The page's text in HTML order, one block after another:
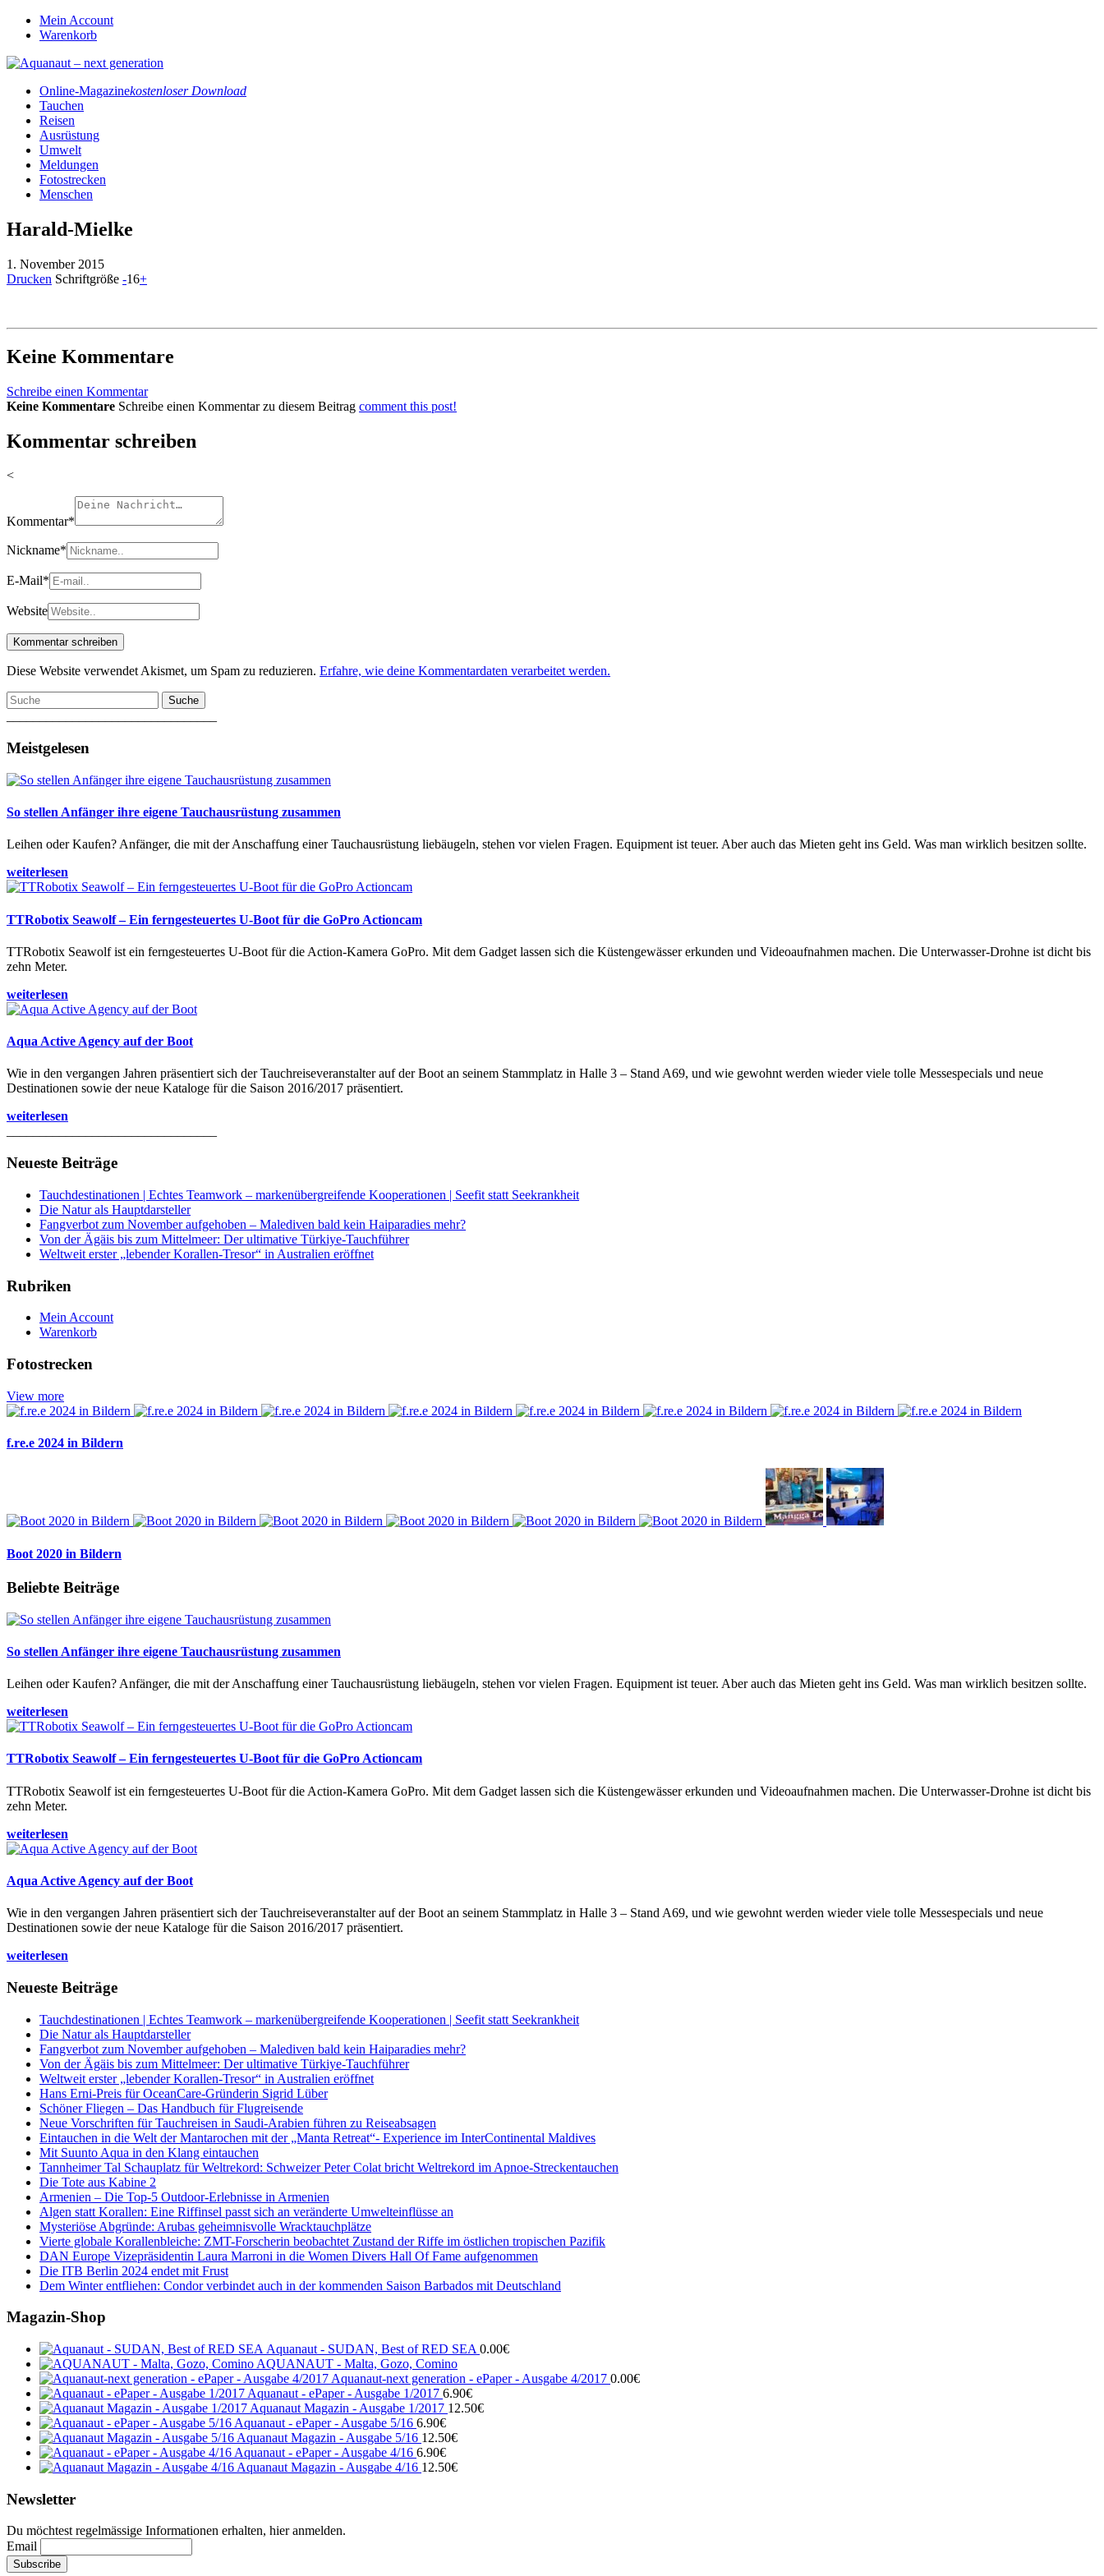
Mein Account
Warenkorb
Online-Magazinekostenloser Download
Tauchen
Reisen
Ausrüstung
Umwelt
Meldungen
Fotostrecken
Menschen
Harald-Mielke
1. November 2015
Drucken Schriftgröße -16+
Keine Kommentare
Schreibe einen Kommentar
Keine Kommentare Schreibe einen Kommentar zu diesem Beitrag comment this post!
Kommentar schreiben
<
Kommentar*
Nickname*
E-Mail*
Website
Diese Website verwendet Akismet, um Spam zu reduzieren. Erfahre, wie deine Kommentardaten verarbeitet werden.
Suche
Meistgelesen
So stellen Anfänger ihre eigene Tauchausrüstung zusammen
Leihen oder Kaufen? Anfänger, die mit der Anschaffung einer Tauchausrüstung liebäugeln, stehen vor vielen Fragen. Equipment ist teuer. Aber auch das Mieten geht ins Geld. Was man wirklich besitzen sollte.
weiterlesen
TTRobotix Seawolf – Ein ferngesteuertes U-Boot für die GoPro Actioncam
TTRobotix Seawolf ist ein ferngesteuertes U-Boot für die Action-Kamera GoPro. Mit dem Gadget lassen sich die Küstengewässer erkunden und Videoaufnahmen machen. Die Unterwasser-Drohne ist dicht bis
zehn Meter.
weiterlesen
Aqua Active Agency auf der Boot
Wie in den vergangen Jahren präsentiert sich der Tauchreiseveranstalter auf der Boot an seinem Stammplatz in Halle 3 – Stand A69, und wie gewohnt werden wieder viele tolle Messespecials und neue
Destinationen sowie der neue Kataloge für die Saison 2016/2017 präsentiert.
weiterlesen
Neueste Beiträge
Tauchdestinationen | Echtes Teamwork – markenübergreifende Kooperationen | Seefit statt Seekrankheit
Die Natur als Hauptdarsteller
Fangverbot zum November aufgehoben – Malediven bald kein Haiparadies mehr?
Von der Ägäis bis zum Mittelmeer: Der ultimative Türkiye-Tauchführer
Weltweit erster „lebender Korallen-Tresor“ in Australien eröffnet
Rubriken
Mein Account
Warenkorb
Fotostrecken
View more
f.re.e 2024 in Bildern
Boot 2020 in Bildern
Beliebte Beiträge
So stellen Anfänger ihre eigene Tauchausrüstung zusammen
Leihen oder Kaufen? Anfänger, die mit der Anschaffung einer Tauchausrüstung liebäugeln, stehen vor vielen Fragen. Equipment ist teuer. Aber auch das Mieten geht ins Geld. Was man wirklich besitzen sollte.
weiterlesen
TTRobotix Seawolf – Ein ferngesteuertes U-Boot für die GoPro Actioncam
TTRobotix Seawolf ist ein ferngesteuertes U-Boot für die Action-Kamera GoPro. Mit dem Gadget lassen sich die Küstengewässer erkunden und Videoaufnahmen machen. Die Unterwasser-Drohne ist dicht bis
zehn Meter.
weiterlesen
Aqua Active Agency auf der Boot
Wie in den vergangen Jahren präsentiert sich der Tauchreiseveranstalter auf der Boot an seinem Stammplatz in Halle 3 – Stand A69, und wie gewohnt werden wieder viele tolle Messespecials und neue
Destinationen sowie der neue Kataloge für die Saison 2016/2017 präsentiert.
weiterlesen
Neueste Beiträge
Tauchdestinationen | Echtes Teamwork – markenübergreifende Kooperationen | Seefit statt Seekrankheit
Die Natur als Hauptdarsteller
Fangverbot zum November aufgehoben – Malediven bald kein Haiparadies mehr?
Von der Ägäis bis zum Mittelmeer: Der ultimative Türkiye-Tauchführer
Weltweit erster „lebender Korallen-Tresor“ in Australien eröffnet
Hans Erni-Preis für OceanCare-Gründerin Sigrid Lüber
Schöner Fliegen – Das Handbuch für Flugreisende
Neue Vorschriften für Tauchreisen in Saudi-Arabien führen zu Reiseabsagen
Eintauchen in die Welt der Mantarochen mit der „Manta Retreat“- Experience im InterContinental Maldives
Mit Suunto Aqua in den Klang eintauchen
Tannheimer Tal Schauplatz für Weltrekord: Schweizer Peter Colat bricht Weltrekord im Apnoe-Streckentauchen
Die Tote aus Kabine 2
Armenien – Die Top-5 Outdoor-Erlebnisse in Armenien
Algen statt Korallen: Eine Riffinsel passt sich an veränderte Umwelteinflüsse an
Mysteriöse Abgründe: Arubas geheimnisvolle Wracktauchplätze
Vierte globale Korallenbleiche: ZMT-Forscherin beobachtet Zustand der Riffe im östlichen tropischen Pazifik
DAN Europe Vizepräsidentin Laura Marroni in die Women Divers Hall Of Fame aufgenommen
Die ITB Berlin 2024 endet mit Frust
Dem Winter entfliehen: Condor verbindet auch in der kommenden Saison Barbados mit Deutschland
Magazin-Shop
Aquanaut - SUDAN, Best of RED SEA 0.00€
AQUANAUT - Malta, Gozo, Comino
Aquanaut-next generation - ePaper - Ausgabe 4/2017 0.00€
Aquanaut - ePaper - Ausgabe 1/2017 6.90€
Aquanaut Magazin - Ausgabe 1/2017 12.50€
Aquanaut - ePaper - Ausgabe 5/16 6.90€
Aquanaut Magazin - Ausgabe 5/16 12.50€
Aquanaut - ePaper - Ausgabe 4/16 6.90€
Aquanaut Magazin - Ausgabe 4/16 12.50€
Newsletter
Du möchtest regelmässige Informationen erhalten, hier anmelden.
Email